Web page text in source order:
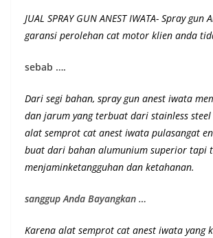
JUAL SPRAY GUN ANEST IWATA- Spray
garansi perolehan cat motor klien anda
sebab ….
Dari segi bahan, spray gun anest iwata
dan jarum yang terbuat dari stainless
alat semprot cat anest iwata pulasangat
buat dari bahan alumunium superior tapi
menjaminketangguhan dan ketahanan.
sanggup Anda Bayangkan …
Karena alat semprot cat anest iwata yang